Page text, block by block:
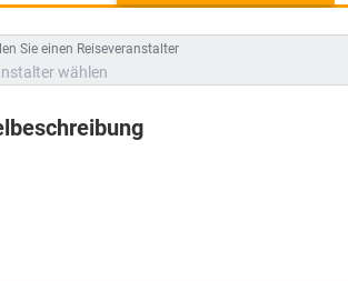
Sie einen Reiseveranstalter
wählen